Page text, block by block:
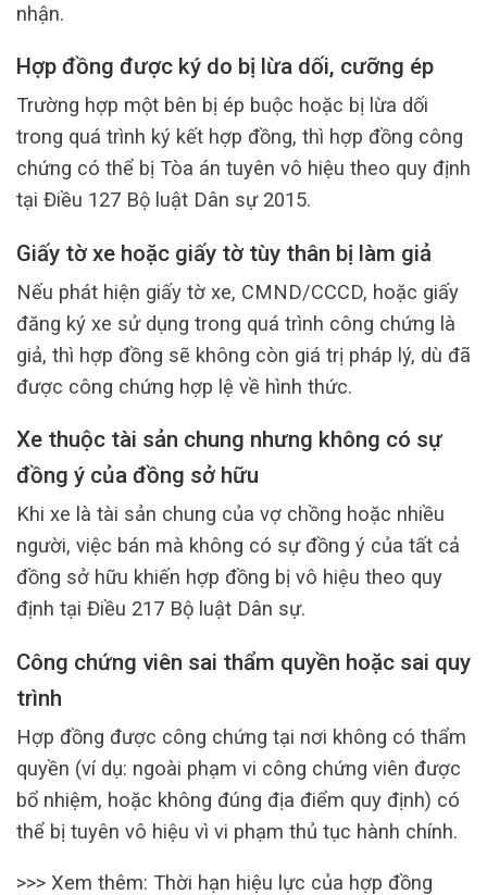
nhận.
Hợp đồng được ký do bị lừa dối, cưỡng ép
Trường hợp một bên bị ép buộc hoặc bị lừa dối
trong quá trình ký kết hợp đồng, thì hợp đồng công
chứng có thể bị Tòa án tuyên vô hiệu theo quy định
tại Điều 127 Bộ luật Dân sự 2015.
Giấy tờ xe hoặc giấy tờ tùy thân bị làm giả
Nếu phát hiện giấy tờ xe, CMND/CCCD, hoặc giấy
đăng ký xe sử dụng trong quá trình công chứng là
giả, thì hợp đồng sẽ không còn giá trị pháp lý, dù đã
được công chứng hợp lệ về hình thức.
Xe thuộc tài sản chung nhưng không có sự
đồng ý của đồng sở hữu
Khi xe là tài sản chung của vợ chồng hoặc nhiều
người, việc bán mà không có sự đồng ý của tất cả
đồng sở hữu khiến hợp đồng bị vô hiệu theo quy
định tại Điều 217 Bộ luật Dân sự.
Công chứng viên sai thẩm quyền hoặc sai quy
trình
Hợp đồng được công chứng tại nơi không có thẩm
quyền (ví dụ: ngoài phạm vi công chứng viên được
bổ nhiệm, hoặc không đúng địa điểm quy định) có
thể bị tuyên vô hiệu vì vi phạm thủ tục hành chính.
>>> Xem thêm: Thời hạn hiệu lực của hợp đồng